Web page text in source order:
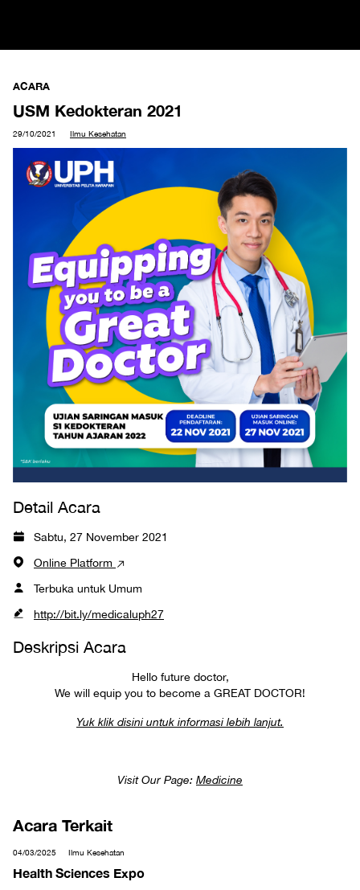
ACARA
USM Kedokteran 2021
29/10/2021 Ilmu Kesehatan
Detail Acara
Sabtu, 27 November 2021
Online Platform
Terbuka untuk Umum
http://bit.ly/medicaluph27
Deskripsi Acara
Hello future doctor,
We will equip you to become a GREAT DOCTOR!
Yuk klik disini untuk informasi lebih lanjut.
Visit Our Page: Medicine
Acara Terkait
04/03/2025 Ilmu Kesehatan
Health Sciences Expo